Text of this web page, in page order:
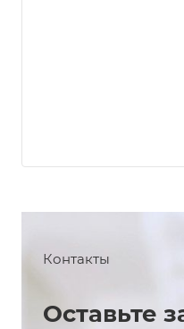
Контакты
Оставьте